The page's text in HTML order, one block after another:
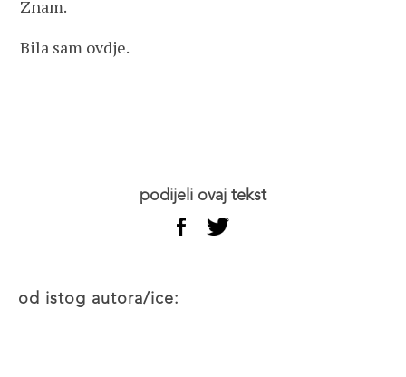
Znam.
Bila sam ovdje.
podijeli ovaj tekst
od istog autora/ice: